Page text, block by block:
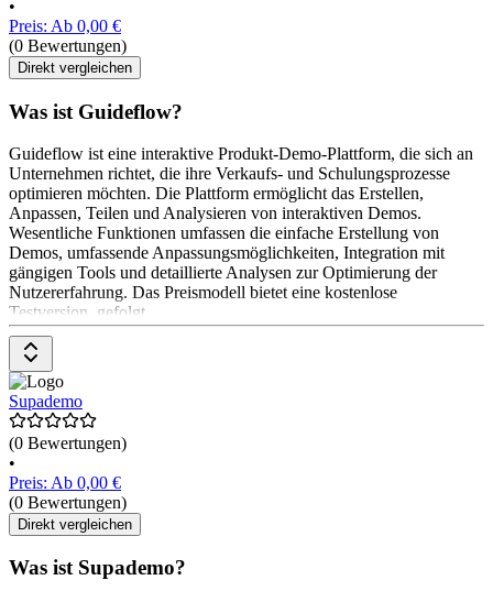
•
Preis: Ab 0,00 €
(0 Bewertungen)
Direkt vergleichen
Was ist Guideflow?
Guideflow ist eine interaktive Produkt-Demo-Plattform, die sich an
Unternehmen richtet, die ihre Verkaufs- und Schulungsprozesse
optimieren möchten. Die Plattform ermöglicht das Erstellen,
Anpassen, Teilen und Analysieren von interaktiven Demos.
Wesentliche Funktionen umfassen die einfache Erstellung von
Demos, umfassende Anpassungsmöglichkeiten, Integration mit
gängigen Tools und detaillierte Analysen zur Optimierung der
Nutzererfahrung. Das Preismodell bietet eine kostenlose
Testversion, gefolgt
Supademo
(0 Bewertungen)
•
Preis: Ab 0,00 €
(0 Bewertungen)
Direkt vergleichen
Was ist Supademo?